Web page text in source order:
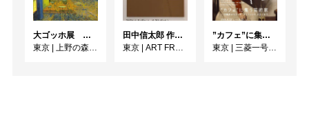
大ゴッホ展 夜のカフェテラス
東京
上野の森美術館
田中信太郎 作品展
東京
ART FRONT GALLERY
”カフェ”に集う芸術家 ー印象派からゴッホ、ロートレック、ピカソまで
東京
三菱一号館美術館